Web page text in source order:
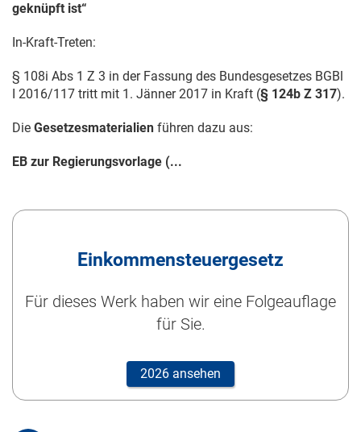
geknüpft ist“
In-Kraft-Treten:
§ 108i Abs 1 Z 3 in der Fassung des Bundesgesetzes BGBl
I 2016/117 tritt mit 1. Jänner 2017 in Kraft (§ 124b Z 317).
Die Gesetzesmaterialien führen dazu aus:
EB zur Regierungsvorlage (...
Einkommensteuergesetz
Für dieses Werk haben wir eine Folgeauflage
für Sie.
2026 ansehen